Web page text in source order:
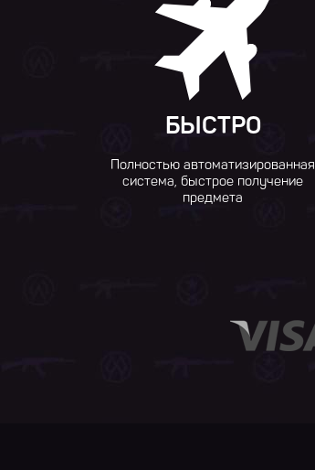
БЫСТРО
Полностью автоматизированная
система, быстрое получение
предмета